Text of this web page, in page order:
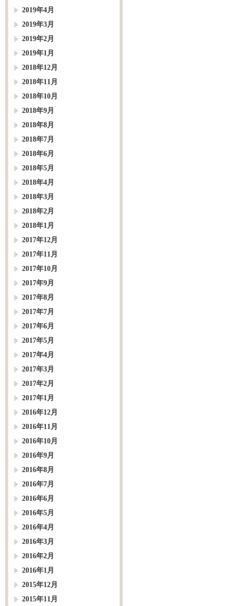
2019年4月
2019年3月
2019年2月
2019年1月
2018年12月
2018年11月
2018年10月
2018年9月
2018年8月
2018年7月
2018年6月
2018年5月
2018年4月
2018年3月
2018年2月
2018年1月
2017年12月
2017年11月
2017年10月
2017年9月
2017年8月
2017年7月
2017年6月
2017年5月
2017年4月
2017年3月
2017年2月
2017年1月
2016年12月
2016年11月
2016年10月
2016年9月
2016年8月
2016年7月
2016年6月
2016年5月
2016年4月
2016年3月
2016年2月
2016年1月
2015年12月
2015年11月